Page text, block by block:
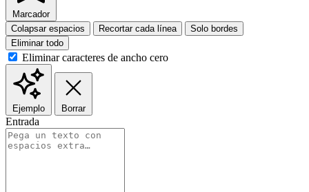
Marcador
Colapsar espacios
Recortar cada línea
Solo bordes
Eliminar todo
Eliminar caracteres de ancho cero
Ejemplo Borrar
Entrada